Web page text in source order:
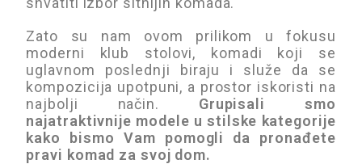
Zato su nam ovom prilikom u fokusu
moderni klub stolovi, komadi koji se
uglavnom poslednji biraju i služe da se
kompozicija upotpuni, a prostor iskoristi na
najbolji način. Grupisali smo
najatraktivnije modele u stilske kategorije
kako bismo Vam pomogli da pronađete
pravi komad za svoj dom.